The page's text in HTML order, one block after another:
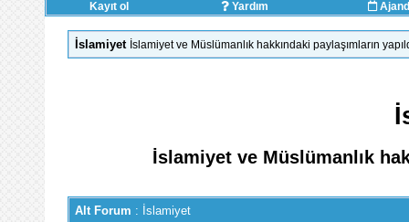
Kayıt ol Yardım
İslamiyet İslamiyet ve Müslümanlık hakkındaki paylaşımların
İslamiyet ve Müslümanlık
Alt Forum : İslamiyet